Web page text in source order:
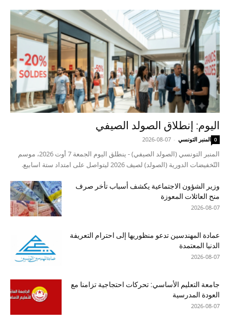
اليوم: إنطلاق الصولد الصيفي
المنبر التونسي -
2026-08-07 0
المنبر التونسي (الصولد الصيفي) - ينطلق اليوم الجمعة 7 أوت 2026، موسم
التّخفيضات الدورية (الصولد) لصيف 2026 ليتواصل على امتداد ستة اسابيع.
وزير الشؤون الاجتماعية يكشف أسباب تأخر صرف
منح العائلات المعوزة
2026-08-07
عمادة المهندسين تدعو منظوريها إلى احترام التعريفة
الدنيا المعتمدة
2026-08-07
جامعة التعليم الأساسي: تحركات احتجاجية تزامنا مع
العودة المدرسية
2026-08-07